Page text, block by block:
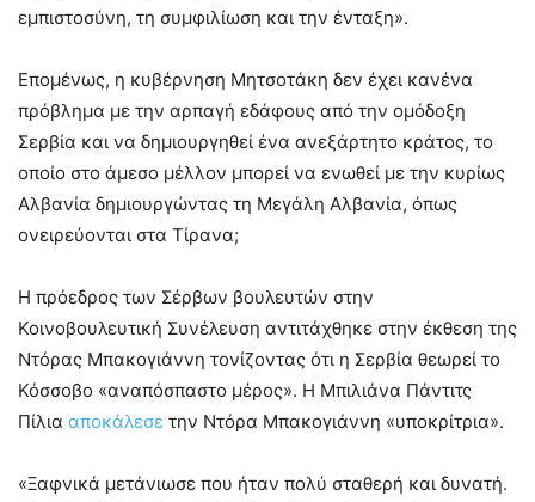
εμπιστοσύνη, τη συμφιλίωση και την ένταξη».
Επομένως, η κυβέρνηση Μητσοτάκη δεν έχει κανένα
πρόβλημα με την αρπαγή εδάφους από την ομόδοξη
Σερβία και να δημιουργηθεί ένα ανεξάρτητο κράτος, το
οποίο στο άμεσο μέλλον μπορεί να ενωθεί με την κυρίως
Αλβανία δημιουργώντας τη Μεγάλη Αλβανία, όπως
ονειρεύονται στα Τίρανα;
Η πρόεδρος των Σέρβων βουλευτών στην
Κοινοβουλευτική Συνέλευση αντιτάχθηκε στην έκθεση της
Ντόρας Μπακογιάννη τονίζοντας ότι η Σερβία θεωρεί το
Κόσσοβο «αναπόσπαστο μέρος». Η Μπιλιάνα Πάντιτς
Πίλια αποκάλεσε την Ντόρα Μπακογιάννη «υποκρίτρια».
«Ξαφνικά μετάνιωσε που ήταν πολύ σταθερή και δυνατή.